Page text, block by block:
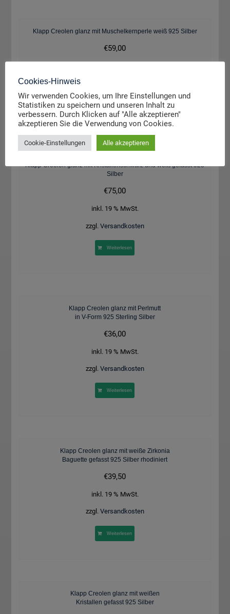
Klapp Creolen glanz mit Muschelkernperle weiß 925 Silber
€59,00
Weiterlesen
Klapp Creolen glanz mit Kristallenschwarz und weiß gefasst 925
Silber
€75,00
inkl. 19 % MwSt.
zzgl. Versandkosten
Weiterlesen
Klapp Creolen glanz mit Perlmutt
in V-Form 925 Sterling Silber
€36,00
inkl. 19 % MwSt.
zzgl. Versandkosten
Weiterlesen
Klapp Creolen glanz mit weiße Zirkonia
Baguette gefasst 925 Silber rhodiniert
€39,50
inkl. 19 % MwSt.
zzgl. Versandkosten
Weiterlesen
Klapp Creolen glanz mit weißen
Kristallen gefasst 925 Silber
Cookies-Hinweis
Wir verwenden Cookies, um Ihre Einstellungen und
Statistiken zu speichern und unseren Inhalt zu
verbessern. Durch Klicken auf "Alle akzeptieren"
akzeptieren Sie die Verwendung von Cookies.
Cookie-Einstellungen Alle akzeptieren